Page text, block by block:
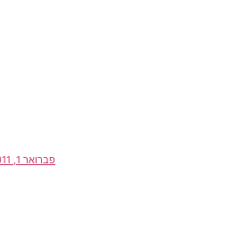
פברואר 1, 2011 בשעה 4:37 pm